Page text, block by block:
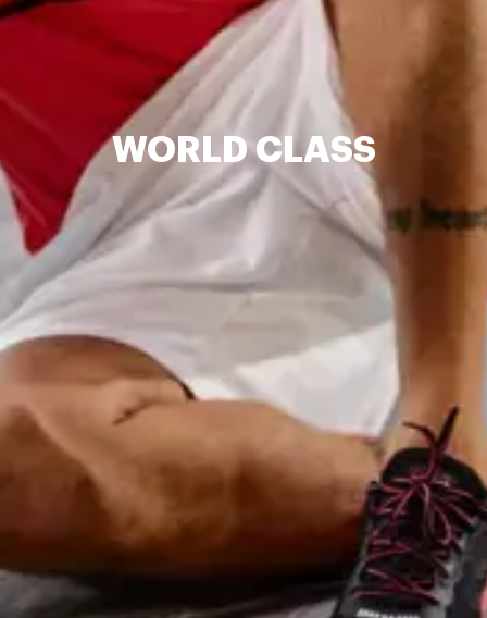
WORLD CLASS